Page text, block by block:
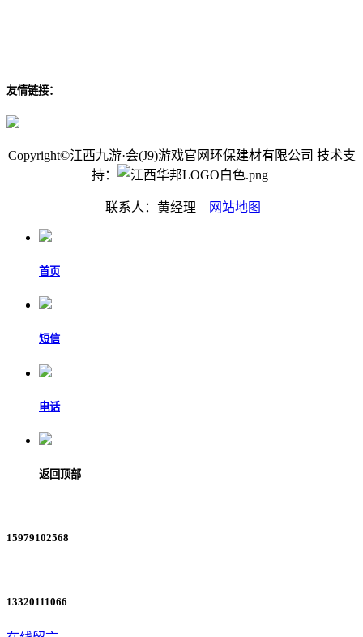
友情链接：
Copyright©江西九游·会(J9)游戏官网环保建材有限公司 技术支
持：
联系人：黄经理 网站地图
首页
短信
电话
返回顶部
15979102568
13320111066